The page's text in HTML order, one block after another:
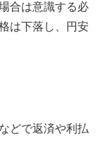
合は意識する必
は下落し、円安
どで返済や利払